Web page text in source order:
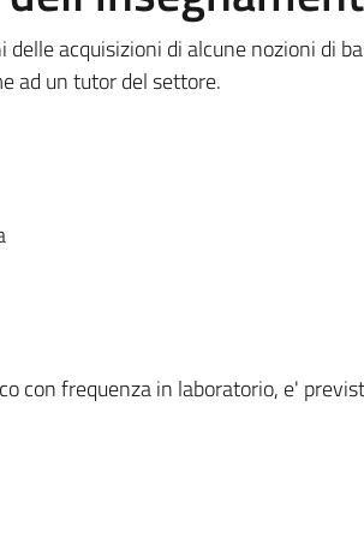
acquisizioni di alcune nozioni di
ad un tutor del settore.
con frequenza in laboratorio, e'